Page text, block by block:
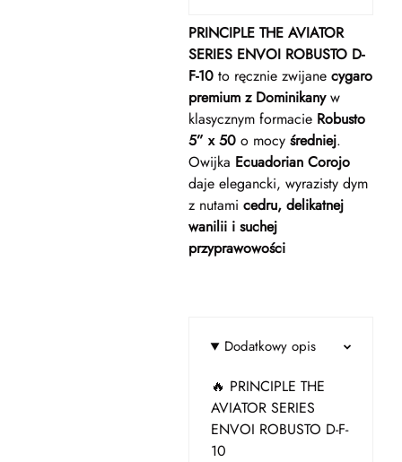
PRINCIPLE THE AVIATOR
SERIES ENVOI ROBUSTO D-
F-10to ręcznie zwijane cygaro
premium z Dominikanyw
klasycznym formacie Robusto
5” x 50o mocy średniej.
Owijka Ecuadorian Corojo
daje elegancki, wyrazisty dym
z nutami cedru, delikatnej
wanilii i suchej
przyprawowości
Dodatkowy opis
🔥 PRINCIPLE THE
AVIATOR SERIES
ENVOI ROBUSTO D-F-
10